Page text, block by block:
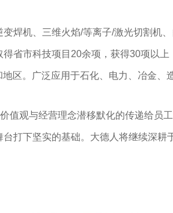
焊机、三维火焰/等离子/激光切割机
省市科技项目20余项，获得30项以
。广泛应用于石化、电力、冶金、
值观与经营理念潜移默化的传递给员
打下坚实的基础。大德人将继续深